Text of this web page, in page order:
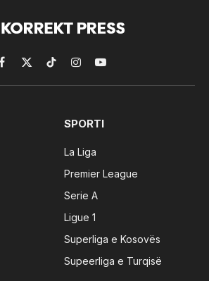
Facebook
X
(Twitter)
TikTokInstagramYouTube
SPORTI
La Liga
Premier League
Serie A
Ligue 1
Superliga e Kosovës
Supeerliga e Turqisë